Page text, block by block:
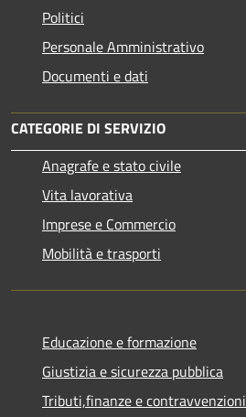
Politici
Personale Amministrativo
Documenti e dati
CATEGORIE DI SERVIZIO
Anagrafe e stato civile
Vita lavorativa
Imprese e Commercio
Mobilità e trasporti
Educazione e formazione
Giustizia e sicurezza pubblica
Tributi,finanze e contravvenzioni